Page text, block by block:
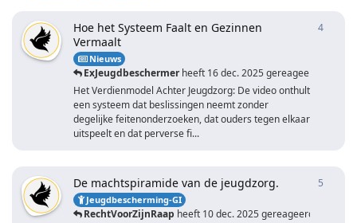
Hoe het Systeem Faalt en Gezinnen
Vermaalt
Nieuws
ExJeugdbeschermerheeft 16 dec. 2025gereageerd
Het Verdienmodel Achter Jeugdzorg: De video onthult
een systeem dat beslissingen neemt zonder
degelijke feitenonderzoeken, dat ouders tegen elkaar
uitspeelt en dat perverse fi...
4
De machtspiramide van de jeugdzorg.
Jeugdbescherming-GI
RechtVoorZijnRaap heeft 10 dec. 2025gereageerd
5